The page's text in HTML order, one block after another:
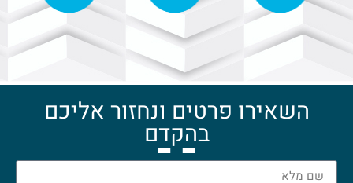
השאירו פרטים ונחזור אליכם
בהקדם